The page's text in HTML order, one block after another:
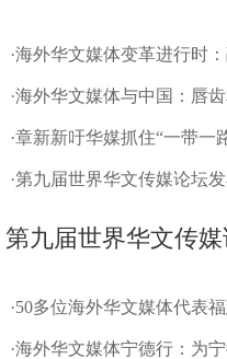
·海外华文媒体变革进行时
·海外华文媒体与中国：唇
·章新新吁华媒抓住“一带一
·第九届世界华文传媒论坛发
第九届世界华文传
·50多位海外华文媒体代表
·海外华文媒体宁德行：为